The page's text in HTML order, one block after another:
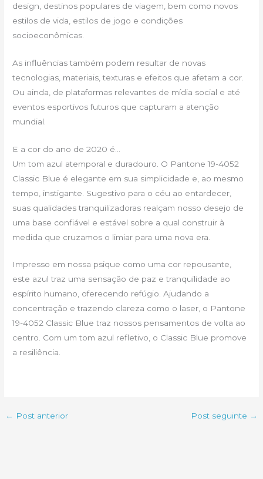
design, destinos populares de viagem, bem como novos
estilos de vida, estilos de jogo e condições
socioeconômicas.
As influências também podem resultar de novas
tecnologias, materiais, texturas e efeitos que afetam a cor.
Ou ainda, de plataformas relevantes de mídia social e até
eventos esportivos futuros que capturam a atenção
mundial.
E a cor do ano de 2020 é…
Um tom azul atemporal e duradouro. O Pantone 19-4052
Classic Blue é elegante em sua simplicidade e, ao mesmo
tempo, instigante. Sugestivo para o céu ao entardecer,
suas qualidades tranquilizadoras realçam nosso desejo de
uma base confiável e estável sobre a qual construir à
medida que cruzamos o limiar para uma nova era.
Impresso em nossa psique como uma cor repousante,
este azul traz uma sensação de paz e tranquilidade ao
espírito humano, oferecendo refúgio. Ajudando a
concentração e trazendo clareza como o laser, o Pantone
19-4052 Classic Blue traz nossos pensamentos de volta ao
centro. Com um tom azul refletivo, o Classic Blue promove
a resiliência.
← Post anterior Post seguinte →